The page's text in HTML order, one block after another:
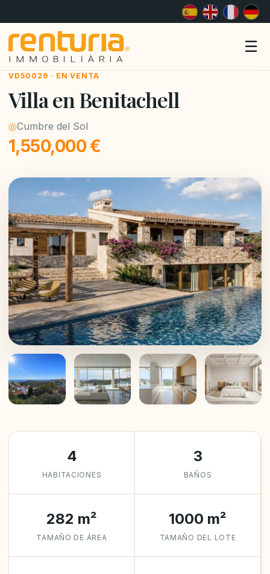
☰
VD50029 · EN VENTA
Villa en Benitachell
◎Cumbre del Sol
1,550,000 €
4
HABITACIONES
3
BAÑOS
282 m²
TAMAÑO DE ÁREA
1000 m²
TAMAÑO DEL LOTE